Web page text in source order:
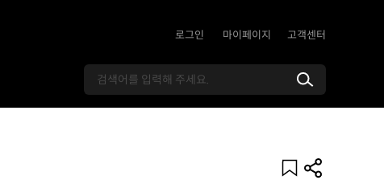
로그인 마이페이지 고객센터